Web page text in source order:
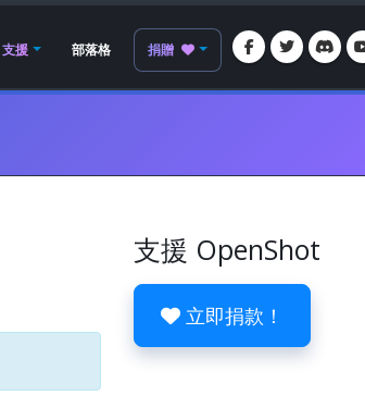
支援 部落格 捐贈
支援 OpenShot
立即捐款！